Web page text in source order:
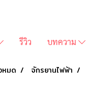
รีวิว บทความ
หมด จักรยานไฟฟ้า